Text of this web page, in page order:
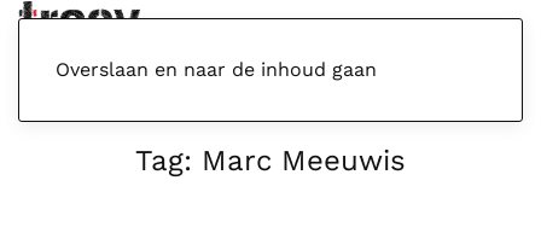
Overslaan en naar de inhoud gaan
Tag: Marc Meeuwis